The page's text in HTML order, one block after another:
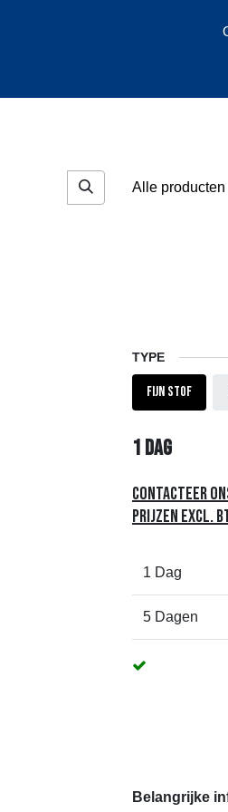
Alle producten
TYPE
Fijn stof
1 dag
Contacteer
Prijzen excl.
1 Dag
5 Dagen
Belangrijke